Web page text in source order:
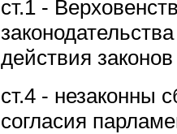
ст.1 -
действия
ст.4 - незаконны
согласия